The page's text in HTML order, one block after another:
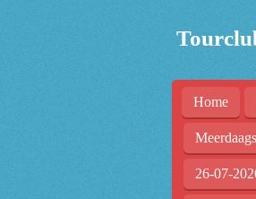
Home
26-07-